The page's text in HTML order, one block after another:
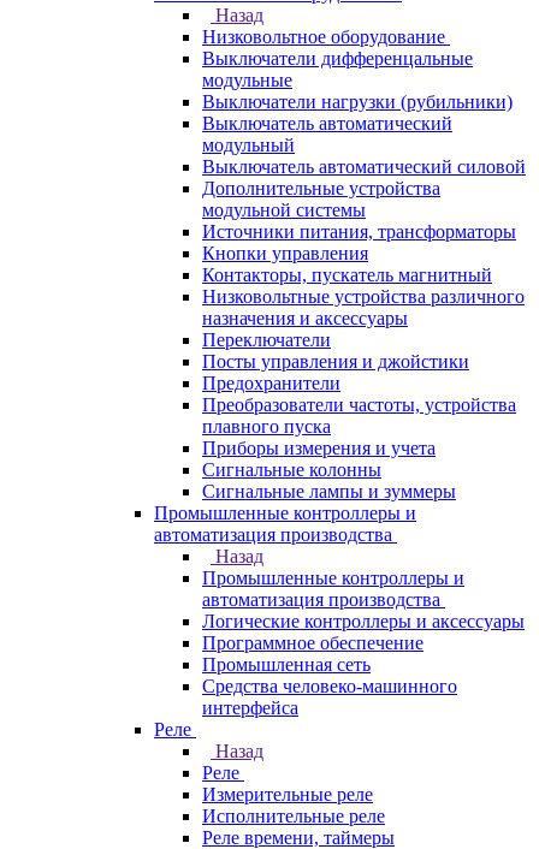
Назад
Низковольтное оборудование
Выключатели дифференцальные
модульные
Выключатели нагрузки (рубильники)
Выключатель автоматический
модульный
Выключатель автоматический силовой
Дополнительные устройства
модульной системы
Источники питания, трансформаторы
Кнопки управления
Контакторы, пускатель магнитный
Низковольтные устройства различного
назначения и аксессуары
Переключатели
Посты управления и джойстики
Предохранители
Преобразователи частоты, устройства
плавного пуска
Приборы измерения и учета
Сигнальные колонны
Сигнальные лампы и зуммеры
Промышленные контроллеры и
автоматизация производства
Назад
Промышленные контроллеры и
автоматизация производства
Логические контроллеры и аксессуары
Программное обеспечение
Промышленная сеть
Средства человеко-машинного
интерфейса
Реле
Назад
Реле
Измерительные реле
Исполнительные реле
Реле времени, таймеры